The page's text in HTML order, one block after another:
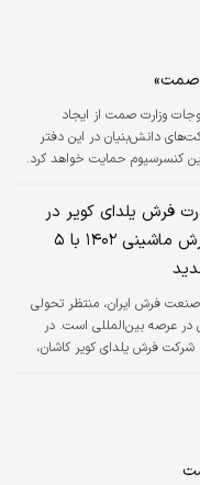
یکی از گالری‌‌‌های خصوصی
حاضر در این طبقه اضافه
یکی از موزه‌‌‌های جذاب برای
است‌‌‌، …
وزارت صمت از ایجاد
دانش‌‌‌بنیان در این دفتر
کنسرسیوم حمایت خواهد کرد.
فرش یلدای کویر در
نمایشگاه فرش ماشینی ۱۴۰۲ با ۵
فرش ایران، منتظر تحولی
در عرصه بین‌المللی است. در
فرش یلدای کویر کاشان،